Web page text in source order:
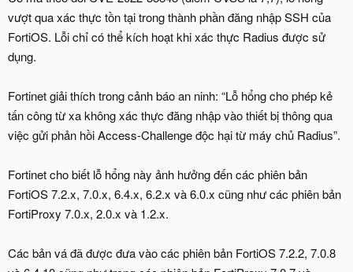
Fortinet giải thích trong cảnh báo an ninh: “Lỗ hổng cho phép kẻ
tấn công từ xa không xác thực đăng nhập vào thiết bị thông qua
việc gửi phản hồi Access-Challenge độc hại từ máy chủ Radius”.
Fortinet cho biết lỗ hổng này ảnh hưởng đến các phiên bản
FortiOS 7.2.x, 7.0.x, 6.4.x, 6.2.x và 6.0.x cũng như các phiên bản
FortiProxy 7.0.x, 2.0.x và 1.2.x.
Các bản vá đã được đưa vào các phiên bản FortiOS 7.2.2, 7.0.8
và 6.4.10 cũng như trong các phiên bản FortiProxy 7.0.7 và
2.0.11.
Trước đó, các cơ quan chính phủ Hoa Kỳ đã nhiều lần cảnh báo
về việc hacker liên tục khai thác các lỗ hổng đã được biết đến